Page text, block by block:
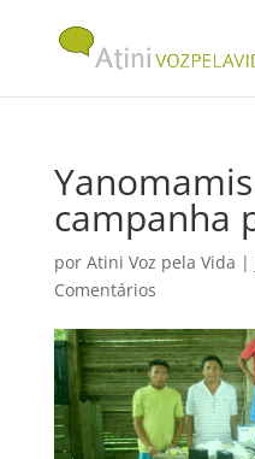
campanha
por Atini Voz pela Vida |
Comentários